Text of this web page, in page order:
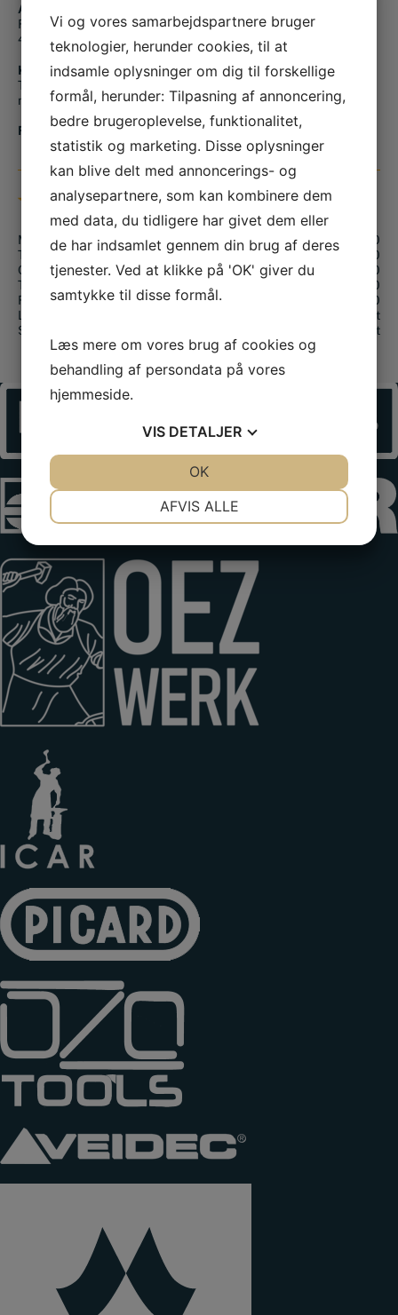
Adresse
Finlandsgade 14
4690 Haslev
Kontakt os
Tlf.:
mail@smedjeriet.dk
Find os på kortet
ÅBNINGSTIDER
Mandag:
08.00 – 16.00
Tirsdag:
08.00 – 16.00
Onsdag:
08.00 – 16.00
Torsdag:
08.00 – 16.00
Fredag:
08.00 – 16.00
Lørdag:
Lukket
Søndag:
Lukket
Vi og vores samarbejdspartnere bruger
teknologier, herunder cookies, til at
indsamle oplysninger om dig til forskellige
formål, herunder: Tilpasning af annoncering,
bedre brugeroplevelse, funktionalitet,
statistik og marketing. Disse oplysninger
kan blive delt med annoncerings- og
analysepartnere, som kan kombinere dem
med data, du tidligere har givet dem eller
de har indsamlet gennem din brug af deres
tjenester. Ved at klikke på 'OK' giver du
samtykke til disse formål.
Læs mere om vores brug af cookies og
behandling af persondata på vores
hjemmeside.
VIS DETALJER
MARKETING STATISTIK
AFVIS ALLE
OK